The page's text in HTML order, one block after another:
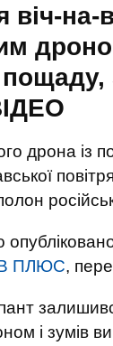
на-
дрона із
ПЛЮС,
і зумів